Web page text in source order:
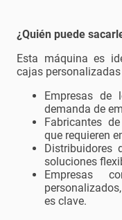
¿Quién puede
Esta máquina es
cajas
Empresas de
demanda de
Fabricantes
que requieren
Distribuidores
soluciones
Empresas
es clave.